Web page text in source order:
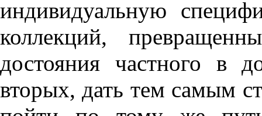
индивидуальную
коллекций,
достояния частного в
вторых, дать тем самым